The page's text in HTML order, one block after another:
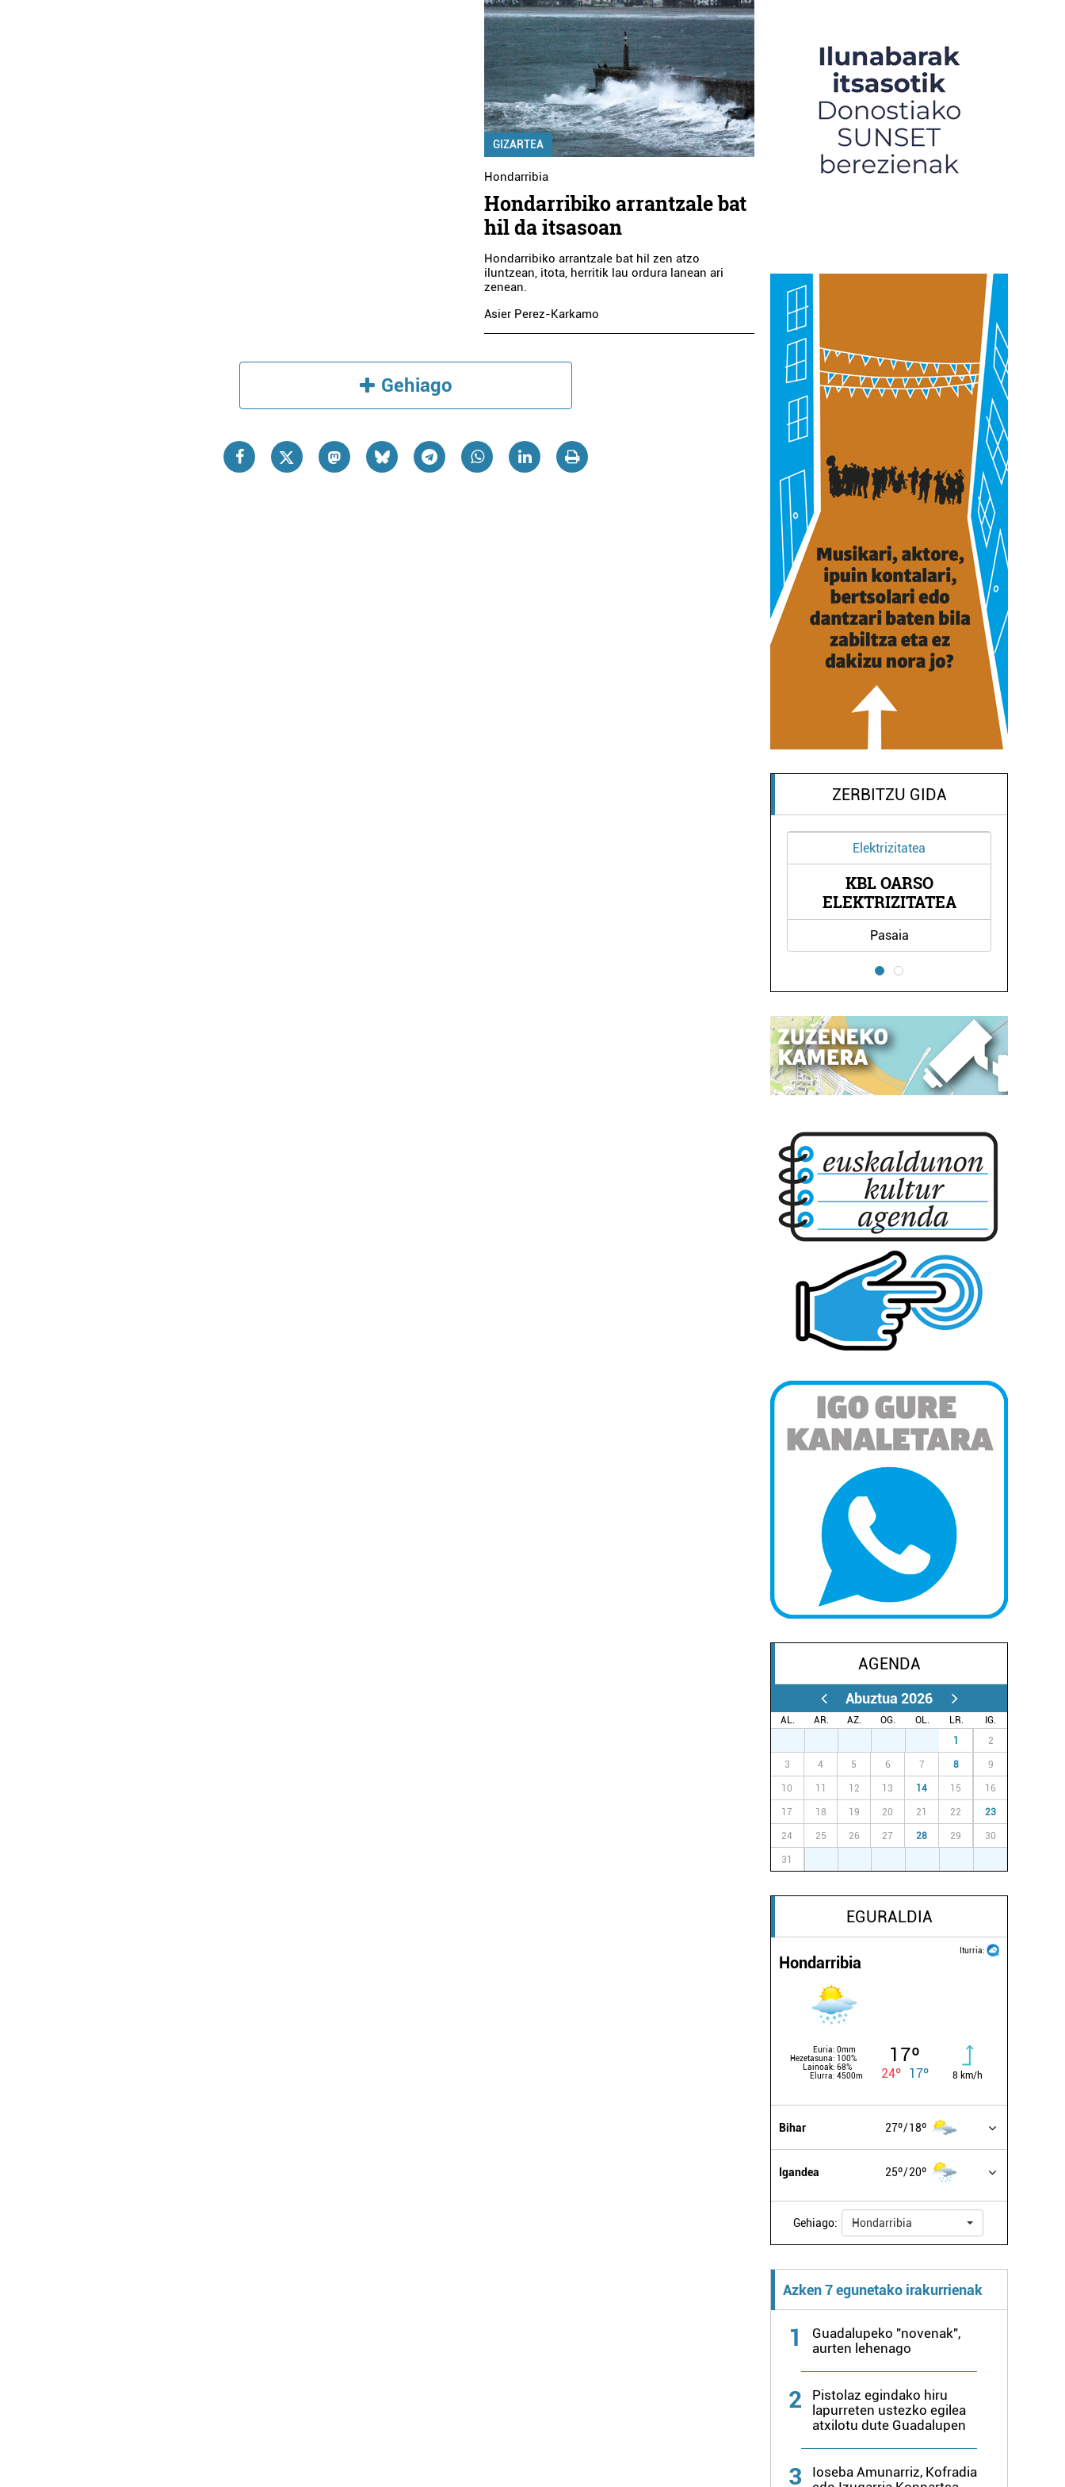
GIZARTEA
Hondarribia
Hondarribiko arrantzale bat
hil da itsasoan
Hondarribiko arrantzale bat hil zen atzo
iluntzean, itota, herritik lau ordura lanean ari
zenean.
Asier Perez-Karkamo
Gehiago
ZERBITZU GIDA
Elektrizitatea
KBL OARSO
ELEKTRIZITATEA
Pasaia
AGENDA
Abuztua 2026
AL. AR. AZ. OG. OL. LR.
IG.
1 2
3 4 5 6 7 8 9
10 11 12 13 14 15 16
17 18 19 20 21 22 23
24 25 26 27 28 29 30
31
EGURALDIA
Iturria:
Hondarribia
Euria: 0mm
Hezetasuna: 100%
Lainoak: 68%
Elurra: 4500m
17º
24º 17º 8 km/h
Bihar 27º 18º
Igandea 25º 20º
Gehiago: Hondarribia
Azken 7 egunetako irakurrienak
1
Guadalupeko "novenak",
aurten lehenago
2
Pistolaz egindako hiru
lapurreten ustezko egilea
atxilotu dute Guadalupen
3
Ioseba Amunarriz, Kofradia